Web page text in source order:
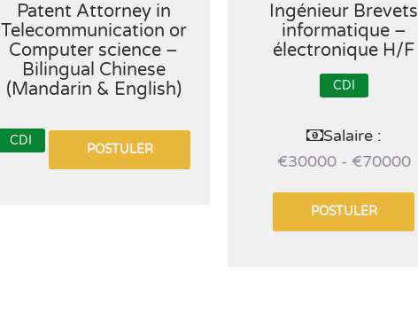
Patent Attorney in
Telecommunication or
Computer science –
Bilingual Chinese
(Mandarin & English)
CDI
POSTULER
Ingénieur Brevets
informatique –
électronique H/F
CDI
Salaire :
€30000 - €70000
POSTULER